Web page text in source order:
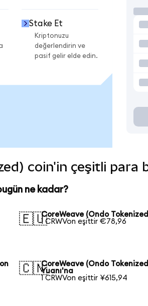
Stake Et
Kriptonuzu
değerlendirin ve
pasif gelir elde edin.
coin'in çeşitli
ne kadar?
🇪🇺CoreWeave (Ondo
1 CRWVon eşittir €78,96
🇨🇳CoreWeave (Ondo
Yuanı'na
1 CRWVon eşittir ¥615,94